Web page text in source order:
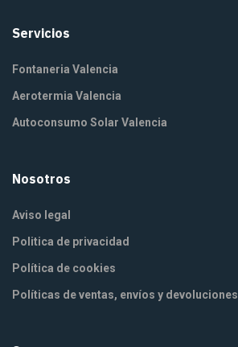
Servicios
Fontaneria Valencia
Aerotermia Valencia
Autoconsumo Solar Valencia
Nosotros
Aviso legal
Politica de privacidad
Política de cookies
Políticas de ventas, envíos y devoluciones